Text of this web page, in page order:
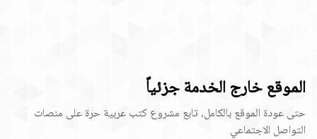
الموقع خارج الخدمة جزئياً
حتى عودة الموقع بالكامل، تابع مشروع كتب عربية حرة على منصات
التواصل الاجتماعي